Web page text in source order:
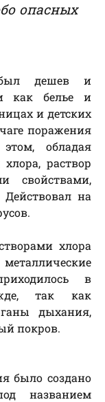
опасных
был дешев и
как белье и
и детских
поражения
обладая
раствор
свойствами,
на
хлора
в
так как
дыхания,
покров.
было создано
названием